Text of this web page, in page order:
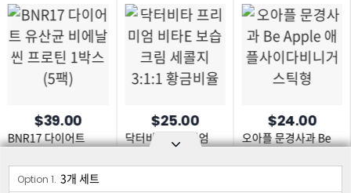
$39.00
BNR17 다이어트
유산균 비에날씬
프로틴 1박스 (5팩)
$25.00
닥터비타 프리미엄
비타E 보습크림
세콜지 3:1:1
$24.00
오아플 문경사과 Be
Apple
애플사이다비니거
Option 1. 3개 세트